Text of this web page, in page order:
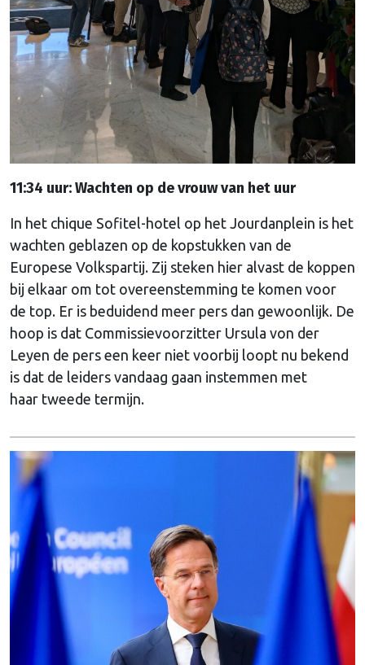
11:34 uur: Wachten op de vrouw van het uur
In het chique Sofitel-hotel op het Jourdanplein is het
wachten geblazen op de kopstukken van de
Europese Volkspartij. Zij steken hier alvast de koppen
bij elkaar om tot overeenstemming te komen voor
de top. Er is beduidend meer pers dan gewoonlijk. De
hoop is dat Commissievoorzitter Ursula von der
Leyen de pers een keer niet voorbij loopt nu bekend
is dat de leiders vandaag gaan instemmen met
haar tweede termijn.